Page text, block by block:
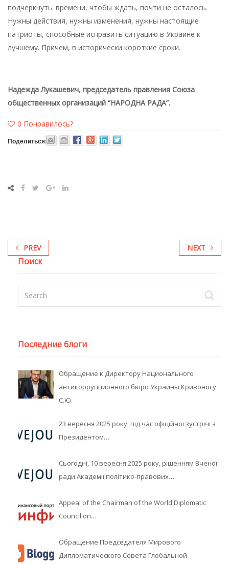
подчеркнуть: времени, чтобы ждать, почти не осталось.
Нужны действия, нужны изменения, нужны настоящие
патриоты, способные исправить ситуацию в Украине к
лучшему. Причем, в исторически короткие сроки.
Надежда Лукашевич, председатель правления Союза
общественных организаций “НАРОДНА РАДА”.
0 Понравилось?
Поделиться:
PREV NEXT
Поиск
Последние блоги
Обращение к Директору Национального
антикоррупционного бюро Украины Кривоносу
С.Ю.
23 вересня 2025 року, під час офіційної зустрічі з
Президентом…
Сьогодні, 10 вересня 2025 року, рішенням Вченої
ради Академії політико-правових…
Appeal of the Chairman of the World Diplomatic
Council on…
Обращение Председателя Мирового
Дипломатического Совета Глобальной